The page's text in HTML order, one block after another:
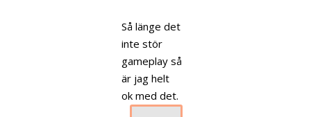
Så länge det
inte stör
gameplay så
är jag helt
ok med det.